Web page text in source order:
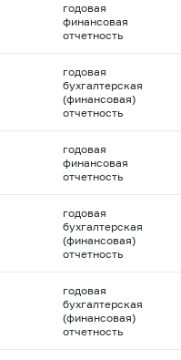
годовая
финансовая
отчетность
годовая
бухгалтерская
(финансовая)
отчетность
годовая
финансовая
отчетность
годовая
бухгалтерская
(финансовая)
отчетность
годовая
бухгалтерская
(финансовая)
отчетность